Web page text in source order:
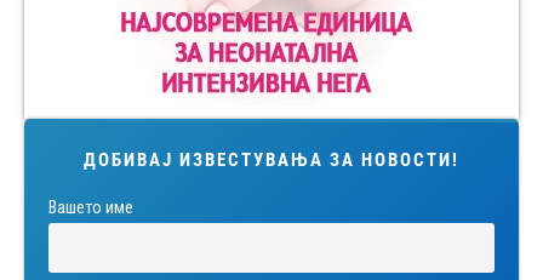
ДОБИВАЈ ИЗВЕСТУВАЊА ЗА НОВОСТИ!
Вашето име